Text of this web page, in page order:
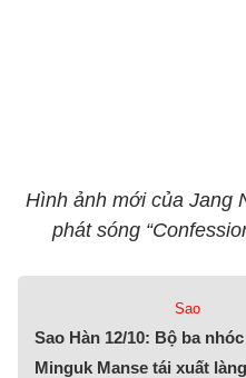
Hình ảnh mới của Jang
phát sóng
Sao
Sao Hàn 12/10: Bộ ba
Minguk Manse tái xuất